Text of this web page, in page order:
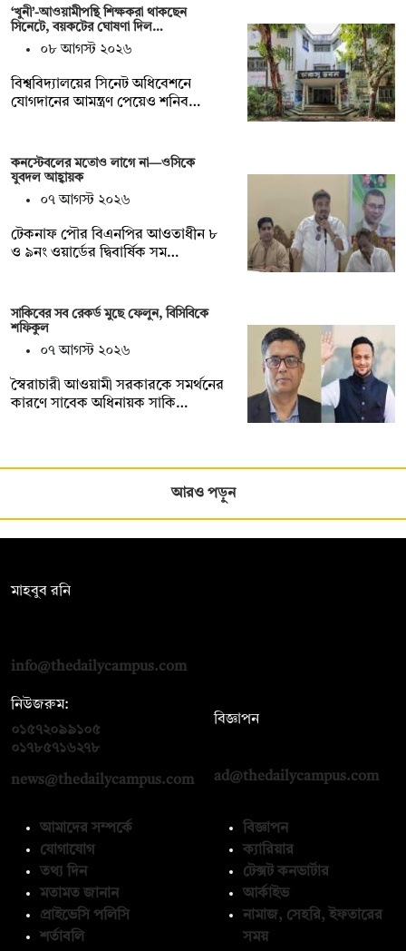
‘খুনী’-আওয়ামীপন্থি শিক্ষকরা থাকছেন
সিনেটে, বয়কটের ঘোষণা দিল…
০৮ আগস্ট ২০২৬
বিশ্ববিদ্যালয়ের সিনেট অধিবেশনে
যোগদানের আমন্ত্রণ পেয়েও শনিব…
কনস্টেবলের মতোও লাগে না—ওসিকে
যুবদল আহ্বায়ক
০৭ আগস্ট ২০২৬
টেকনাফ পৌর বিএনপির আওতাধীন ৮
ও ৯নং ওয়ার্ডের দ্বিবার্ষিক সম…
সাকিবের সব রেকর্ড মুছে ফেলুন, বিসিবিকে
শফিকুল
০৭ আগস্ট ২০২৬
স্বৈরাচারী আওয়ামী সরকারকে সমর্থনের
কারণে সাবেক অধিনায়ক সাকি…
আরও পড়ুন
মাহবুব রনি
info@thedailycampus.com
নিউজরুম:
০১৫৭২০৯৯১০৫
০১৭৮৫৭১৬২৭৮
news@thedailycampus.com
বিজ্ঞাপন
ad@thedailycampus.com
আমাদের সম্পর্কে
যোগাযোগ
তথ্য দিন
মতামত জানান
প্রাইভেসি পলিসি
শর্তাবলি
বিজ্ঞাপন
ক্যারিয়ার
টেক্সট কনভার্টার
আর্কাইভ
নামাজ, সেহরি, ইফতারের
সময়